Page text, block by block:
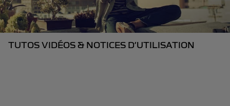
TUTOS VIDÉOS & NOTICES D’UTILISATION